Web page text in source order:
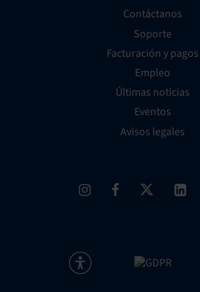
Contáctanos
Soporte
Facturación y pagos
Empleo
Últimas noticias
Eventos
Avisos legales